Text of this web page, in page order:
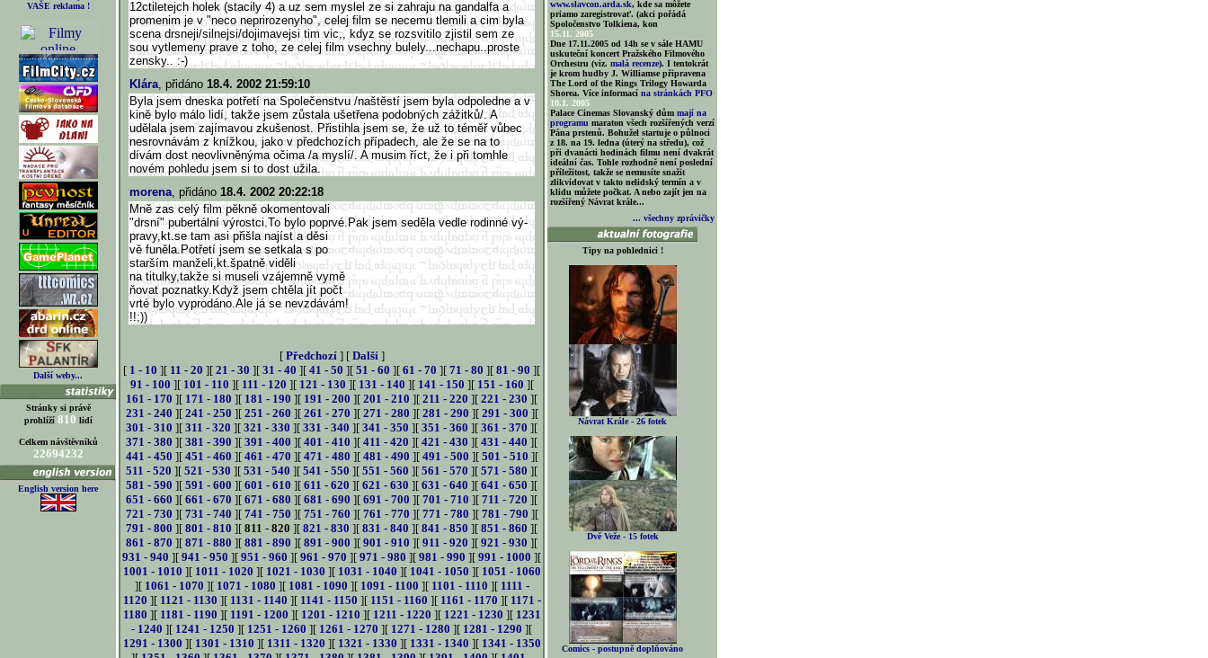
VAŠE reklama !
Další weby...
Stránky si právě
prohlíží810 lidí
Celkem návštěvníků
22694232
English version here
12ctiletejch holek (stacily 4) a uz sem myslel ze si zahraju na gandalfa a
promenim je v "neco neprirozenyho", celej film se necemu tlemili a cim byla
scena drsneji/silnejsi/dojimavejsi tim vic,, kdyz se rozsvitilo zjistil sem ze
sou vytlemeny prave z toho, ze celej film vsechny bulely...nechapu..proste
zensky.. :-)
Klára, přidáno 18.4. 2002 21:59:10
Byla jsem dneska potřetí na Společenstvu /naštěstí jsem byla odpoledne a v
kině bylo málo lidí, takže jsem zůstala ušetřena podobných zážitků/. A
udělala jsem zajímavou zkušenost. Přistihla jsem se, že už to téměř vůbec
nesrovnávám z knížkou, jako v předchozích případech, ale že se na to
dívám dost neovlivněnýma očima /a myslí/. A musim říct, že i při tomhle
novém pohledu jsem si to dost užila.
morena, přidáno 18.4. 2002 20:22:18
Mně zas celý film pěkně okomentovali
"drsní" pubertální výrostci.To bylo poprvé.Pak jsem seděla vedle rodinné vý-
pravy,kt.se tam asi přišla najíst a děsi
vě funěla.Potřetí jsem se setkala s po
starším manželi,kt.špatně viděli
na titulky,takže si museli vzájemně vymě
ňovat poznatky.Když jsem chtěla jít počt
vrté bylo vyprodáno.Ale já se nevzdávám!
!!;))
[ Předchozí] [ Další]
[ 1 - 10 ][ 11 - 20 ][ 21 - 30 ][ 31 - 40 ][ 41 - 50 ][ 51 - 60 ][ 61 - 70 ][ 71 - 80 ][ 81 - 90 ][
91 - 100 ][ 101 - 110 ][ 111 - 120 ][ 121 - 130 ][ 131 - 140 ][ 141 - 150 ][ 151 - 160 ][
161 - 170 ][ 171 - 180 ][ 181 - 190 ][ 191 - 200 ][ 201 - 210 ][ 211 - 220 ][ 221 - 230 ][
231 - 240 ][ 241 - 250 ][ 251 - 260 ][ 261 - 270 ][ 271 - 280 ][ 281 - 290 ][ 291 - 300 ][
301 - 310 ][ 311 - 320 ][ 321 - 330 ][ 331 - 340 ][ 341 - 350 ][ 351 - 360 ][ 361 - 370 ][
371 - 380 ][ 381 - 390 ][ 391 - 400 ][ 401 - 410 ][ 411 - 420 ][ 421 - 430 ][ 431 - 440 ][
441 - 450 ][ 451 - 460 ][ 461 - 470 ][ 471 - 480 ][ 481 - 490 ][ 491 - 500 ][ 501 - 510 ][
511 - 520 ][ 521 - 530 ][ 531 - 540 ][ 541 - 550 ][ 551 - 560 ][ 561 - 570 ][ 571 - 580 ][
581 - 590 ][ 591 - 600 ][ 601 - 610 ][ 611 - 620 ][ 621 - 630 ][ 631 - 640 ][ 641 - 650 ][
651 - 660 ][ 661 - 670 ][ 671 - 680 ][ 681 - 690 ][ 691 - 700 ][ 701 - 710 ][ 711 - 720 ][
721 - 730 ][ 731 - 740 ][ 741 - 750 ][ 751 - 760 ][ 761 - 770 ][ 771 - 780 ][ 781 - 790 ][
791 - 800 ][ 801 - 810 ][ 811 - 820 ][ 821 - 830 ][ 831 - 840 ][ 841 - 850 ][ 851 - 860 ][
861 - 870 ][ 871 - 880 ][ 881 - 890 ][ 891 - 900 ][ 901 - 910 ][ 911 - 920 ][ 921 - 930 ][
931 - 940 ][ 941 - 950 ][ 951 - 960 ][ 961 - 970 ][ 971 - 980 ][ 981 - 990 ][ 991 - 1000 ][
1001 - 1010 ][ 1011 - 1020 ][ 1021 - 1030 ][ 1031 - 1040 ][ 1041 - 1050 ][ 1051 - 1060
][ 1061 - 1070 ][ 1071 - 1080 ][ 1081 - 1090 ][ 1091 - 1100 ][ 1101 - 1110 ][ 1111 -
1120 ][ 1121 - 1130 ][ 1131 - 1140 ][ 1141 - 1150 ][ 1151 - 1160 ][ 1161 - 1170 ][ 1171 -
1180 ][ 1181 - 1190 ][ 1191 - 1200 ][ 1201 - 1210 ][ 1211 - 1220 ][ 1221 - 1230 ][ 1231
- 1240 ][ 1241 - 1250 ][ 1251 - 1260 ][ 1261 - 1270 ][ 1271 - 1280 ][ 1281 - 1290 ][
1291 - 1300 ][ 1301 - 1310 ][ 1311 - 1320 ][ 1321 - 1330 ][ 1331 - 1340 ][ 1341 - 1350
www.slavcon.arda.sk, kde sa môžete
priamo zaregistrovať. (akci pořádá
Spoločenstvo Tolkiena, kon
15.11. 2005
Dne 17.11.2005 od 14h se v sále HAMU
uskuteční koncert Pražského Filmového
Orchestru (viz. malá recenze). I tentokrát
je krom hudby J. Williamse připravena
The Lord of the Rings Trilogy Howarda
Shorea. Více informací na stránkách PFO
10.1. 2005
Palace Cinemas Slovanský dům mají na
programu maraton všech rozšířených verzí
Pána prstenů. Bohužel startuje o půlnoci
z 18. na 19. ledna (úterý na středu), což
při dvanácti hodinách filmu není dvakrát
ideální čas. Tohle rozhodně není poslední
příležitost, takže se nemusíte snažit
zlikvidovat v takto nelidský termín a v
klidu můžete počkat. A nebo zajít jen na
rozšířený Návrat krále...
... všechny zprávičky
Tipy na pohlednici !
Návrat Krále - 26 fotek
Dvě Veže - 15 fotek
Comics - postupně doplňováno